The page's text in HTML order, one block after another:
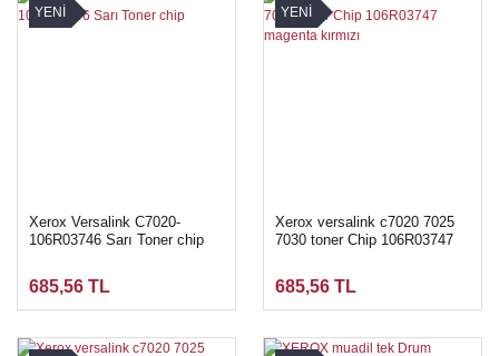
YENİ
Xerox Versalink C7020-
106R03746 Sarı Toner chip
685,56 TL
YENİ
Xerox versalink c7020 7025
7030 toner Chip 106R03747
685,56 TL